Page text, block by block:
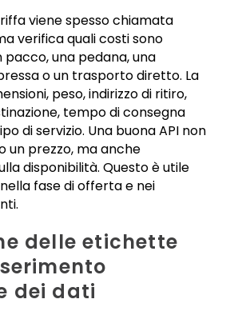
viene spesso chiamata
verifica quali costi sono
una pedana, una
o un trasporto diretto. La
peso, indirizzo di ritiro,
tempo di consegna
di servizio. Una buona API non
un prezzo, ma anche
disponibilità. Questo è utile
fase di offerta e nei
delle etichette
dei dati